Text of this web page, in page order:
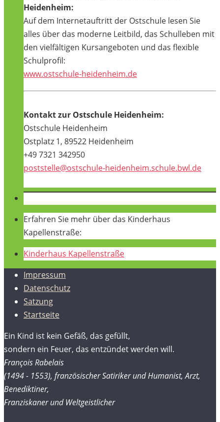
Heidenheim:
Auf dem Internetauftritt der Ostschule lesen Sie
alles über das moderne Leitbild, das Schulleben mit
den vielfältigen Kursangeboten und das flexible
Schulprofil:
www.ostschule-heidenheim.de
Kontakt zur Ostschule Heidenheim:
Ostschule Heidenheim
Ostplatz 1, 89522 Heidenheim
+49 7321 342950
poststelle@ostschule-heidenheim.schule.bwl.de
Erfahren Sie mehr über das Kinderhaus
Kapellenstraße:
Kinderhaus Kapellenstraße
Impressum
Datenschutz
Satzung
Startseite
Ein Kind ist kein Gefäß, das gefüllt,
sondern ein Feuer, das entzündet werden will.
François Rabelais
(1494 - 1553), französischer Satiriker und Humanist, Arzt,
Benediktiner,
Franziskaner und Weltgeistlicher